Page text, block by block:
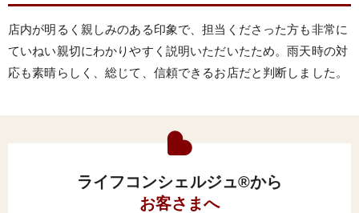
店内が明るく親しみのある印象で、担当くださった方も非常に
ていねい親切にわかりやすく説明いただいたため。雨天時の対
応も素晴らしく、総じて、信頼できるお店だと判断しました。
ライフコンシェルジュ®から
お客さまへ